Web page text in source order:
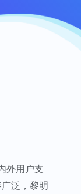
外用户支
泛，黎明